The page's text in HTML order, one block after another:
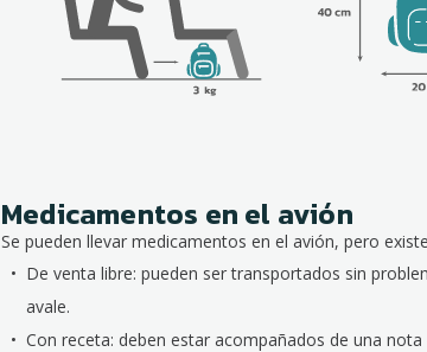
Medicamentos en el avión
Se pueden llevar medicamentos en el avión, pero
De venta libre: pueden ser transportados sin
avale.
Con receta: deben estar acompañados de una